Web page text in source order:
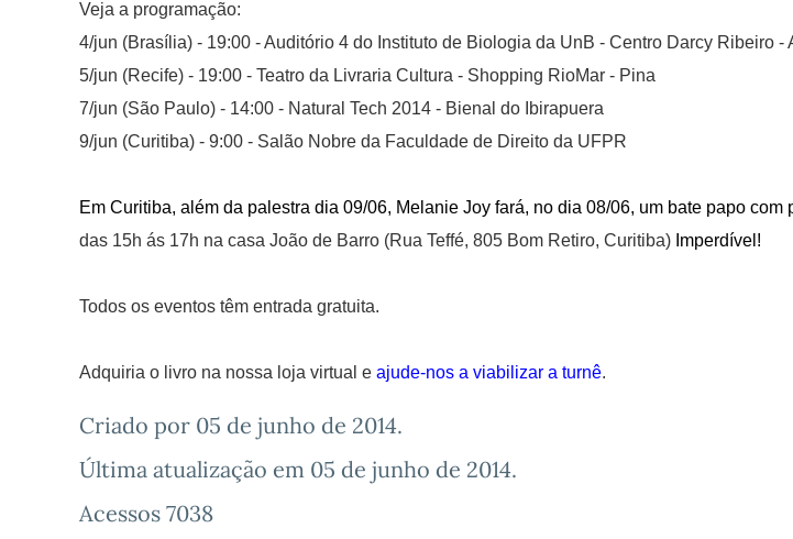
Veja a programação:
4/jun (Brasília) - 19:00 - Auditório 4 do Instituto de Biologia da UnB - Centro Darcy Ribeiro -
5/jun (Recife) - 19:00 - Teatro da Livraria Cultura - Shopping RioMar - Pina
7/jun (São Paulo) - 14:00 - Natural Tech 2014 - Bienal do Ibirapuera
9/jun (Curitiba) - 9:00 - Salão Nobre da Faculdade de Direito da UFPR
Em Curitiba, além da palestra dia 09/06, Melanie Joy fará, no dia 08/06, um bate papo
das 15h ás 17h na casa João de Barro (Rua Teffé, 805 Bom Retiro, Curitiba) Imperdível!
Todos os eventos têm entrada gratuita.
Adquiria o livro na nossa loja virtual e ajude-nos a viabilizar a turnê.
Criado por 05 de junho de 2014.
Última atualização em 05 de junho de 2014.
Acessos 7038